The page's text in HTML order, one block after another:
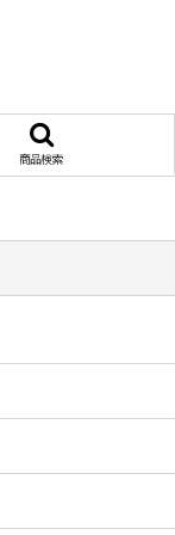
商品検索